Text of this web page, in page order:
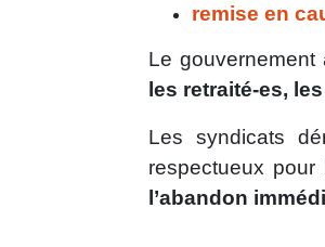
remise en
Le gouvernement
les retraité-es,
Les syndicats
respectueux pour
l’abandon